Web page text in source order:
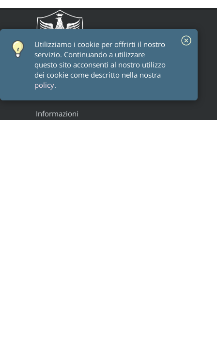
Informazioni
Utilizziamo i cookie per offrirti il ​​nostro
servizio. Continuando a utilizzare
questo sito acconsenti al nostro utilizzo
dei cookie come descritto nella nostra
policy.